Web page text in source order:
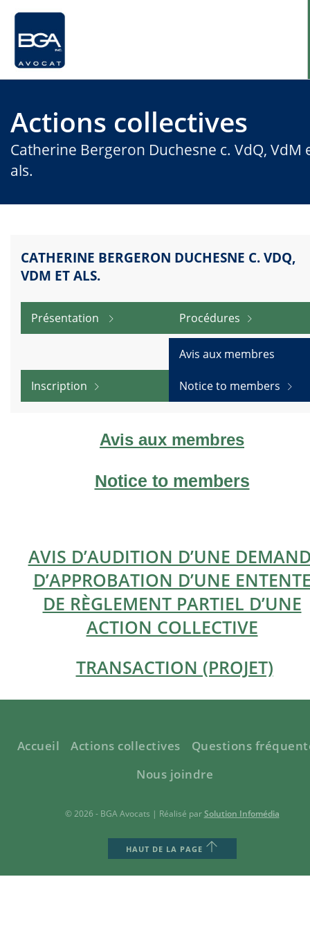
Accueil
Actions collectives
Actions collectives
Catherine Bergeron Duchesne c. VdQ, VdM
als.
CATHERINE BERGERON DUCHESNE C. VDQ,
VDM ET ALS.
Présentation Procédures
Inscription
Avis aux membres
Notice to members
Avis aux membres
Notice to members
AVIS D’AUDITION D’UNE
D’APPROBATION D’UNE
DE RÈGLEMENT PARTIEL D’UNE
ACTION COLLECTIVE
TRANSACTION (PROJET)
Accueil Actions collectives
Questions
Nous joindre
© 2026 - BGA Avocats | Réalisé parSolution Infomédia
HAUT DE LA PAGE